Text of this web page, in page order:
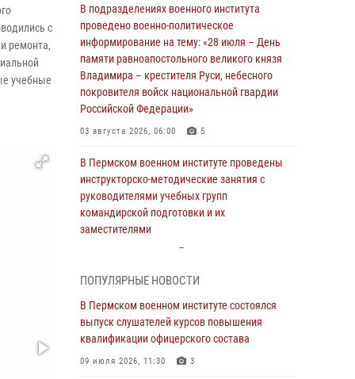
с
ремонта,
учебные
В подразделениях военного института
проведено военно-политическое
информирование на тему: «28 июля – День
памяти равноапостольного великого князя
Владимира – крестителя Руси, небесного
покровителя войск национальной гвардии
Российской Федерации»
03 августа 2026, 06:00 5
В Пермском военном институте проведены
инструкторско-методические занятия с
руководителями учебных групп
командирской подготовки и их
заместителями
В Пермском военном институте прошли
учебно-методические сборы с
руководителями групп военно-политической
подготовки
23 июля 2026, 12:00 12
ПОПУЛЯРНЫЕ НОВОСТИ
В Пермском военном институте состоялся
выпуск слушателей курсов повышения
квалификации офицерского состава
09 июля 2026, 11:30 3